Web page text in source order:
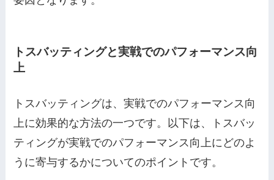
トスバッティングと実戦でのパフォーマンス向
上
トスバッティングは、実戦でのパフォーマンス向
上に効果的な方法の一つです。以下は、トスバッ
ティングが実戦でのパフォーマンス向上にどのよ
うに寄与するかについてのポイントです。